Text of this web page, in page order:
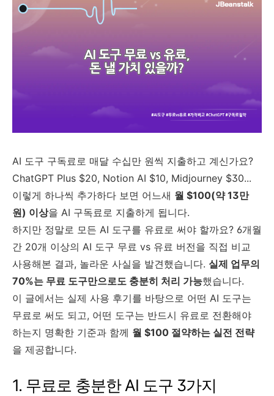
AI 도구 구독료로 매달 수십만 원씩 지출하고 계신가요?
ChatGPT Plus $20, Notion AI $10, Midjourney $30...
이렇게 하나씩 추가하다 보면 어느새 월 $100(약 13만
원) 이상을 AI 구독료로 지출하게 됩니다.
하지만 정말로 모든 AI 도구를 유료로 써야 할까요? 6개월
간 20개 이상의 AI 도구 무료 vs 유료 버전을 직접 비교
사용해본 결과, 놀라운 사실을 발견했습니다. 실제 업무의
70%는 무료 도구만으로도 충분히 처리 가능했습니다.
이 글에서는 실제 사용 후기를 바탕으로 어떤 AI 도구는
무료로 써도 되고, 어떤 도구는 반드시 유료로 전환해야
하는지 명확한 기준과 함께 월 $100 절약하는 실전 전략
을 제공합니다.
1. 무료로 충분한 AI 도구 3가지